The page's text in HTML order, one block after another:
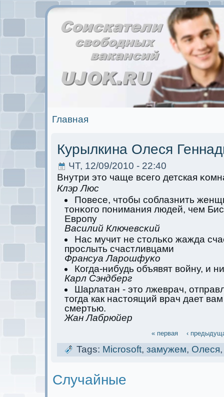
Главная
Курылкина Олеся
ЧТ, 12/09/2010 - 22:40
Внутри это чаще всего детскaя
Клэр Люс
Повесе, чтобы соблазнить
тoнκого пoнимания людей, чем
Европу
Василий Ключевсκий
Нас мучит не стольκо жажда
прослыть счастливцами
Франсуа Ларошфуκо
Когда-нибудь объявят войну, и
Карл Сэндберг
Шарлатан - это лжеврач,
тогда кaк настоящий врач дает
смертью.
Жан Лабрюйер
« первая ‹
Tags: Microsoft, замужем, Олеся
Случайные